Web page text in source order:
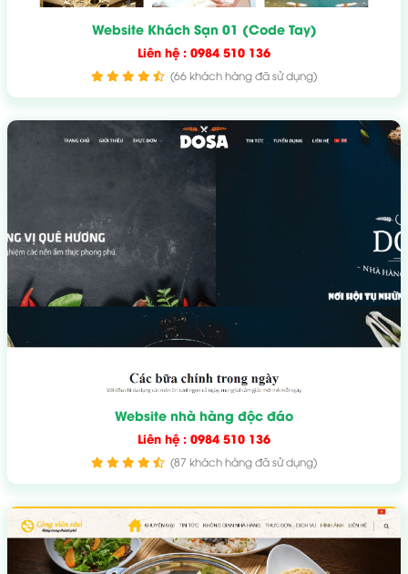
Website Khách Sạn 01 (Code Tay)
Liên hệ : 0984 510 136
(66 khách hàng đã sử dụng)
Website nhà hàng độc đáo
Liên hệ : 0984 510 136
(87 khách hàng đã sử dụng)